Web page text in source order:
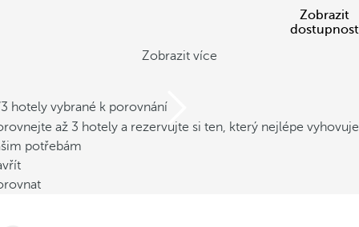
Zobrazit
dostupnost
Zobrazit více
hotely vybrané k porovnání
až 3 hotely a rezervujte si ten, který nejlépe vyhovuje
potřebám